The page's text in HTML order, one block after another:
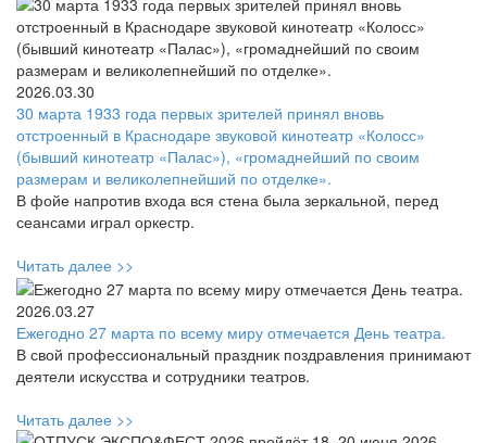
2026.03.30
30 марта 1933 года первых зрителей принял вновь
отстроенный в Краснодаре звуковой кинотеатр «Колосс»
(бывший кинотеатр «Палас»), «громаднейший по своим
размерам и великолепнейший по отделке».
В фойе напротив входа вся стена была зеркальной, перед
сеансами играл оркестр.
Читать далее >>
2026.03.27
Ежегодно 27 марта по всему миру отмечается День театра.
В свой профессиональный праздник поздравления принимают
деятели искусства и сотрудники театров.
Читать далее >>